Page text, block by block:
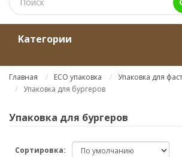
Kатегории
Главная ECO упаковка
Упаковка для
Упаковка для бургеров
Упаковка для бургеров
Сортировка: